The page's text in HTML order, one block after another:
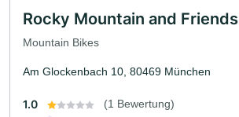
Rocky Mountain and Friends
Mountain Bikes
Am Glockenbach 10, 80469 München
1.0 (1 Bewertung)